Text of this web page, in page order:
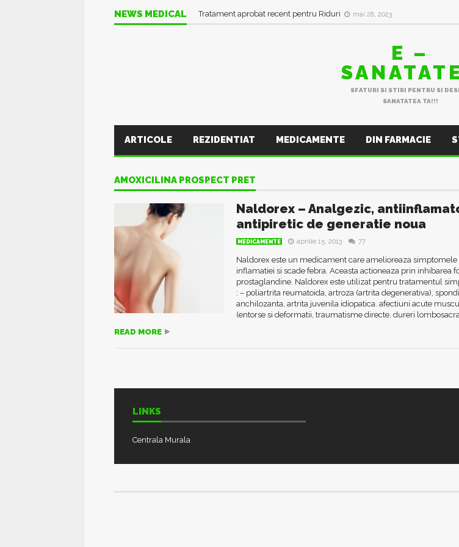
NEWS MEDICAL Tratament aprobat recent pentru Riduri mai 28, 2023
E –
SFATURI SI STIRI PENTRU SI
SANATATEA TA!!!
ARTICOLE REZIDENTIAT MEDICAMENTE DIN FARMACIE
AMOXICILINA PROSPECT PRET
Naldorex – Analgezic,
antipiretic de generatie noua
MEDICAMENTE aprilie 15, 2013 77
Naldorex este un medicament care amelioreaza simptomele
inflamatiei si scade febra. Aceasta actioneaza prin inhibarea
prostaglandine. Naldorex este utilizat pentru tratamentul
: – poliartrita reumatoida, artroza (artrita degenerativa),
anchilozanta, artrita juvenila idiopatica. afectiuni acute
(entorse si deformatii, traumatisme directe, dureri
READ MORE
LINKS
Centrala Murala